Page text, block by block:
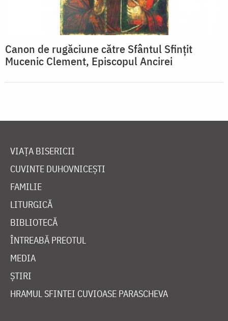
Canon de rugăciune către Sfântul Sfinţit
Mucenic Clement, Episcopul Ancirei
VIAȚA BISERICII
CUVINTE DUHOVNICEȘTI
FAMILIE
LITURGICĂ
BIBLIOTECĂ
ÎNTREABĂ PREOTUL
MEDIA
ȘTIRI
HRAMUL SFINTEI CUVIOASE PARASCHEVA